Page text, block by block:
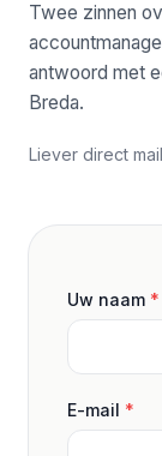
Twee zinnen
antwoord met
Breda.
Liever direct
Uw naam *
E-mail *